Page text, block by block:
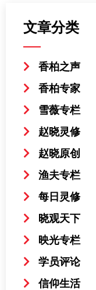
文章分类
香柏之声
香柏专家
雪薇专栏
赵晓灵修
赵晓原创
渔夫专栏
每日灵修
晓观天下
映光专栏
学员评论
信仰生活